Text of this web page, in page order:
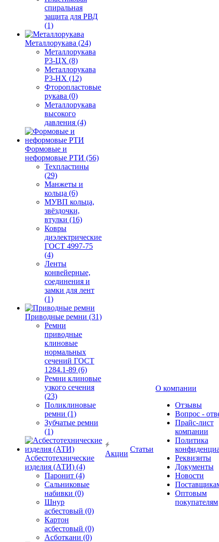
спиральная
защита для РВД
(1)
Металлорукава (24)
Металлорукава
Р3-ЦХ (8)
Металлорукава
Р3-НХ (12)
Фторопластовые
рукава (0)
Металлорукава
высокого
давления (4)
Формовые и
неформовые РТИ (56)
Техпластины
(29)
Манжеты и
кольца (6)
МУВП кольца,
звёздочки,
втулки (16)
Ковры
диэлектрические
ГОСТ 4997-75
(4)
Ленты
конвейерные,
соединения и
замки для лент
(1)
Приводные ремни (31)
Ремни
приводные
клиновые
нормальных
сечений ГОСТ
1284.1-89 (6)
Ремни клиновые
узкого сечения
(23)
Поликлиновые
ремни (1)
Зубчатые ремни
(1)
Асбестотехнические
изделия (АТИ) (4)
Паронит (4)
Сальниковые
набивки (0)
Шнур
асбестовый (0)
Картон
асбестовый (0)
Асботкани (0)
Акции
Статьи
О компании
Отзывы
Вопрос -
Прайс-лист
компании
Политика
Реквизиты
Документы
Новости
Оптовым
покупателям